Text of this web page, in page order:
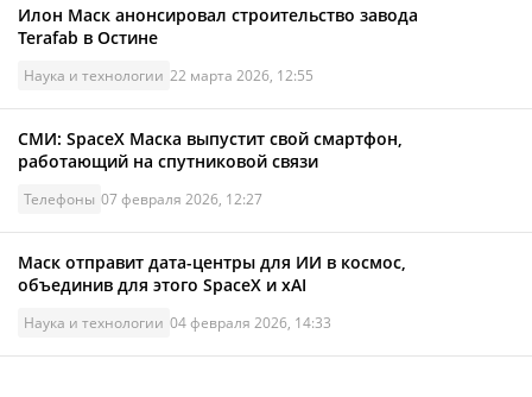
Илон Маск анонсировал строительство завода
Terafab в Остине
Наука и технологии 22 марта 2026, 12:55
СМИ: SpaceX Маска выпустит свой смартфон,
работающий на спутниковой связи
Телефоны 07 февраля 2026, 12:27
Маск отправит дата-центры для ИИ в космос,
объединив для этого SpaceX и xAI
Наука и технологии 04 февраля 2026, 14:33